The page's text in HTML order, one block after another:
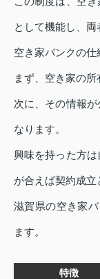
として機能し、両
空き家バンクの仕
まず、空き家の所
次に、その情報
なります。
興味を持った方
が合えば契約成立
滋賀県の空き家
ます。
特徴